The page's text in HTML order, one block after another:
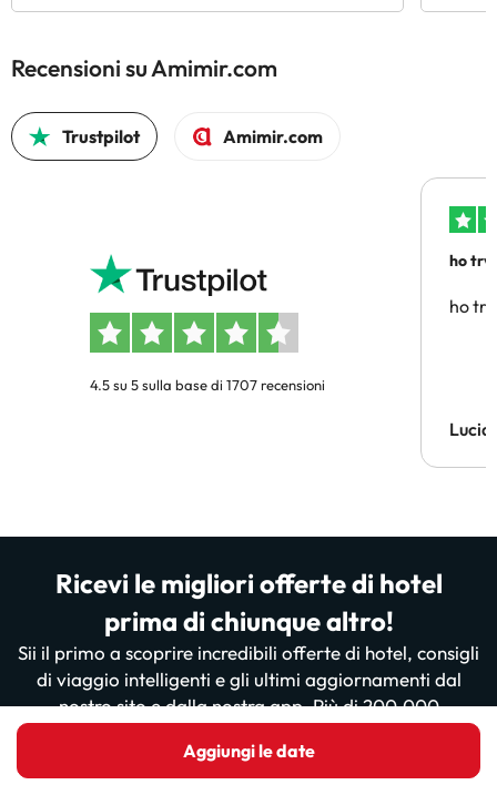
Aggiungi le date
Recensioni su Amimir.com
Trustpilot Amimir.com
4.5 su 5 sulla base di 1707 recensioni
ho
ho
Lucia
Ricevi le migliori offerte di hotel
prima di chiunque altro!
Sii il primo a scoprire incredibili offerte di hotel, consigli
di viaggio intelligenti e gli ultimi aggiornamenti dal
nostro sito e dalla nostra app. Più di 200.000